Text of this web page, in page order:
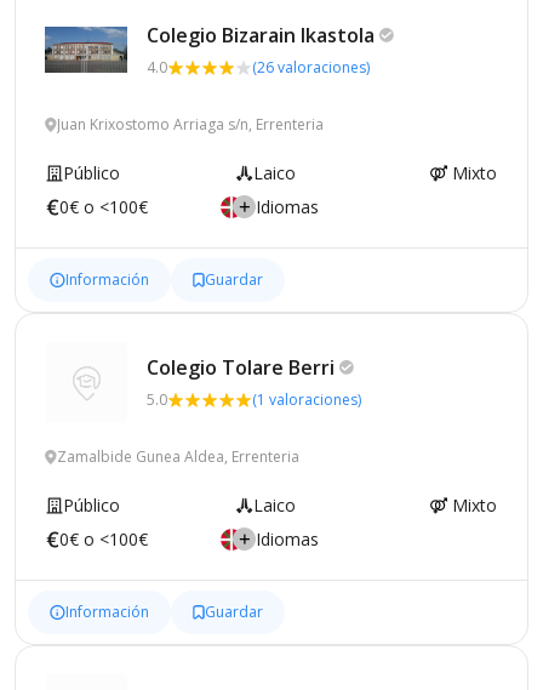
Colegio Bizarain Ikastola
4.0 (26 valoraciones)
Juan Krixostomo Arriaga s/n, Errenteria
Público Laico
Mixto
0€ o <100€
Idiomas
Información Guardar
Colegio Tolare Berri
5.0 (1 valoraciones)
Zamalbide Gunea Aldea, Errenteria
Público Laico
Mixto
0€ o <100€
Idiomas
Información Guardar